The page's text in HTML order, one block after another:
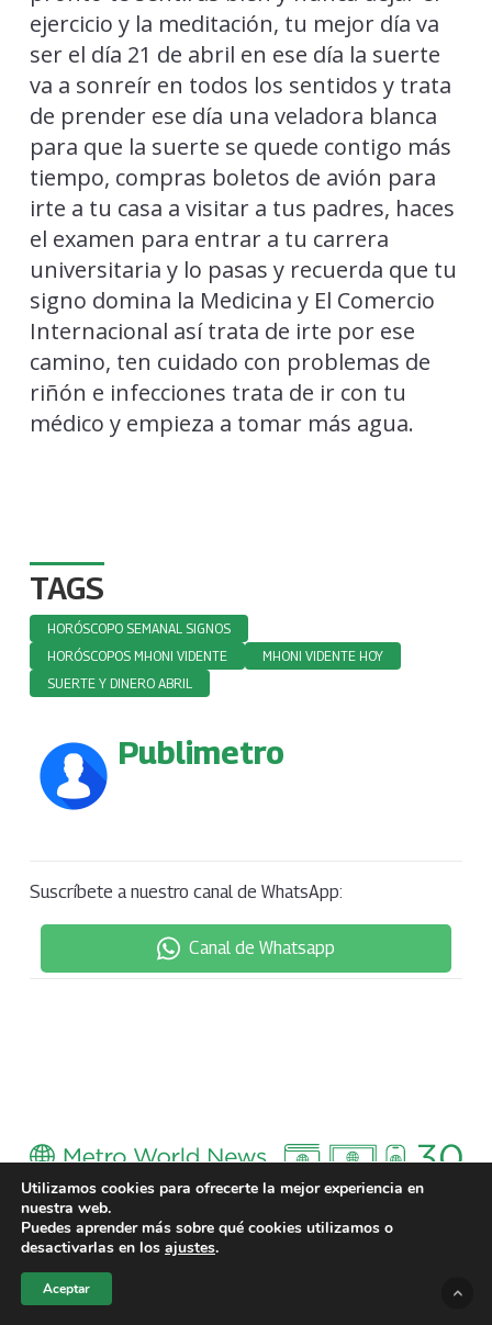
ejercicio y la meditación, tu mejor día va
ser el día 21 de abril en ese día la suerte
va a sonreír en todos los sentidos y trata
de prender ese día una veladora blanca
para que la suerte se quede contigo más
tiempo, compras boletos de avión para
irte a tu casa a visitar a tus padres, haces
el examen para entrar a tu carrera
universitaria y lo pasas y recuerda que tu
signo domina la Medicina y El Comercio
Internacional así trata de irte por ese
camino, ten cuidado con problemas de
riñón e infecciones trata de ir con tu
médico y empieza a tomar más agua.
TAGS
HORÓSCOPO SEMANAL SIGNOS
HORÓSCOPOS MHONI VIDENTE
MHONI VIDENTE HOY
SUERTE Y DINERO ABRIL
Publimetro
Suscríbete a nuestro canal de WhatsApp:
Canal de Whatsapp
Utilizamos cookies para ofrecerte la mejor experiencia en
nuestra web.
Puedes aprender más sobre qué cookies utilizamos o
desactivarlas en los ajustes.
Aceptar